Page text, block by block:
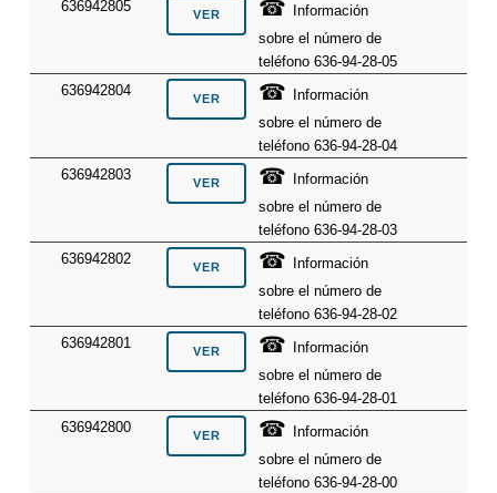
636942805
☎
Información
sobre el número de
teléfono 636-94-28-05
636942804
☎
Información
sobre el número de
teléfono 636-94-28-04
636942803
☎
Información
sobre el número de
teléfono 636-94-28-03
636942802
☎
Información
sobre el número de
teléfono 636-94-28-02
636942801
☎
Información
sobre el número de
teléfono 636-94-28-01
636942800
☎
Información
sobre el número de
teléfono 636-94-28-00